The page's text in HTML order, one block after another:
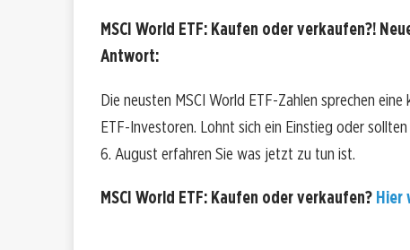
MSCI World ETF: Kaufen oder verkaufen?!
Antwort:
Die neusten MSCI World ETF-Zahlen sprechen
ETF-Investoren. Lohnt sich ein Einstieg oder
6. August erfahren Sie was jetzt zu tun ist.
MSCI World ETF: Kaufen oder verkaufen? Hier